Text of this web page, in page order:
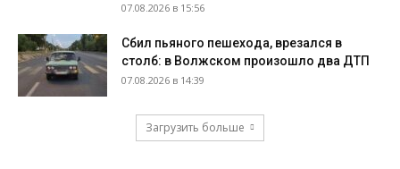
07.08.2026 в 15:56
Сбил пьяного пешехода, врезался в
столб: в Волжском произошло два ДТП
07.08.2026 в 14:39
Загрузить больше